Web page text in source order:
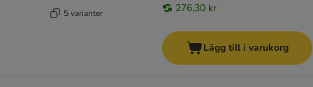
5 varianter 276,30 kr
Lägg till i varukorg